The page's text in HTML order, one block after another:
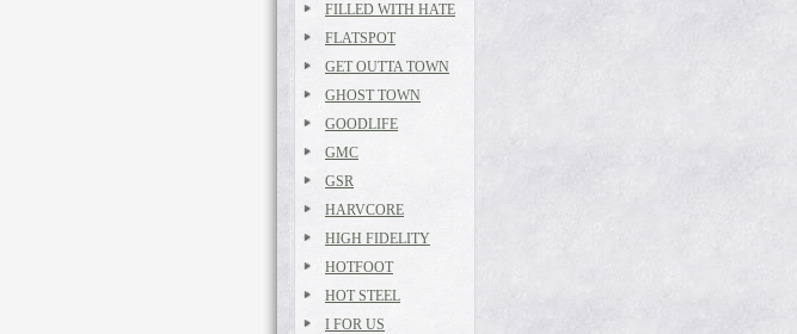
FILLED WITH HATE
FLATSPOT
GET OUTTA TOWN
GHOST TOWN
GOODLIFE
GMC
GSR
HARVCORE
HIGH FIDELITY
HOTFOOT
HOT STEEL
I FOR US